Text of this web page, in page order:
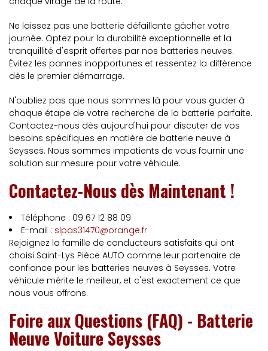
Ne laissez pas une batterie défaillante gâcher votre
journée. Optez pour la durabilité exceptionnelle et la
tranquillité d'esprit offertes par nos batteries neuves.
Évitez les pannes inopportunes et ressentez la différence
dès le premier démarrage.
N'oubliez pas que nous sommes là pour vous guider à
chaque étape de votre recherche de la batterie parfaite.
Contactez-nous dès aujourd'hui pour discuter de vos
besoins spécifiques en matière de batterie neuve à
Seysses. Nous sommes impatients de vous fournir une
solution sur mesure pour votre véhicule.
Contactez-Nous dès Maintenant !
Téléphone : 09 67 12 88 09
E-mail : slpas31470@orange.fr
Rejoignez la famille de conducteurs satisfaits qui ont
choisi Saint-Lys Pièce AUTO comme leur partenaire de
confiance pour les batteries neuves à Seysses. Votre
véhicule mérite le meilleur, et c'est exactement ce que
nous vous offrons.
Foire aux Questions (FAQ) - Batterie
Neuve Voiture Seysses